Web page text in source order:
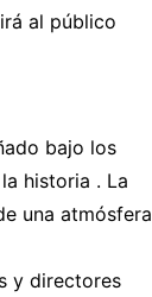
al público
bajo los
historia . La
una atmósfera
y directores